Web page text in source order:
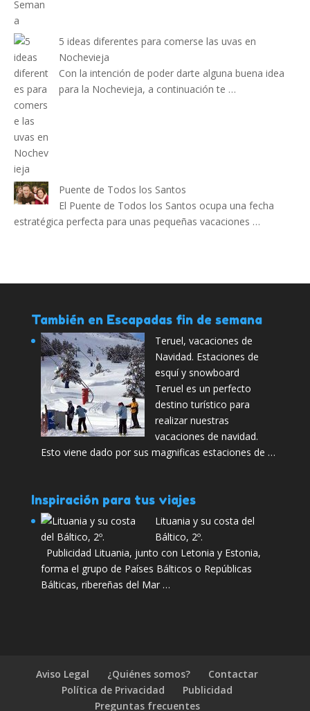
5 ideas diferentes para comerse las uvas en
Nochevieja
Con la intención de poder darte alguna buena idea
para la Nochevieja, a continuación te …
Puente de Todos los Santos
El Puente de Todos los Santos ocupa una fecha
estratégica perfecta para unas pequeñas vacaciones …
También en Escapadas fin de semana
Teruel, vacaciones de
Navidad. Estaciones de
esquí y snowboard
Teruel es un perfecto
destino turístico para
realizar nuestras
vacaciones de navidad.
Esto viene dado por sus magnificas estaciones de …
Inspiración para tus viajes
Lituania y su costa del
Báltico, 2º.
Publicidad Lituania, junto con Letonia y Estonia,
forma el grupo de Países Bálticos o Repúblicas
Bálticas, ribereñas del Mar …
Aviso Legal ¿Quiénes somos?
Contactar
Política de Privacidad
Publicidad
Preguntas frecuentes